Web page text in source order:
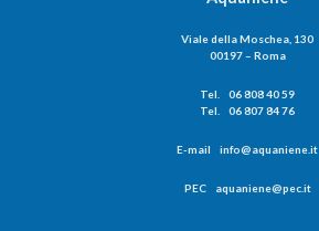
Viale della Moschea, 130
00197 – Roma
Tel. 06 808 40 59
Tel. 06 807 84 76
E-mail info@aquaniene.it
PEC aquaniene@pec.it